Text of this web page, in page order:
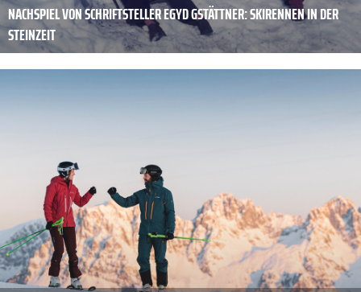
NACHSPIEL VON SCHRIFTSTELLER EGYD GSTÄTTNER: SKIRENNEN IN DER
STEINZEIT